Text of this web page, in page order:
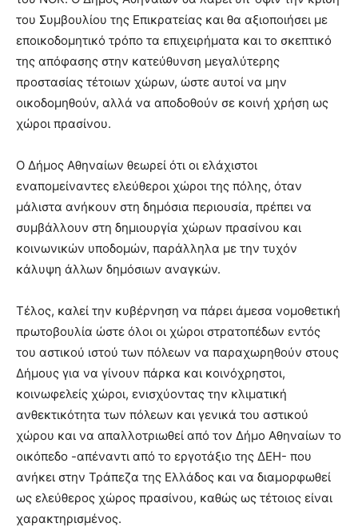
του Συμβουλίου της Επικρατείας και θα αξιοποιήσει με
εποικοδομητικό τρόπο τα επιχειρήματα και το σκεπτικό
της απόφασης στην κατεύθυνση μεγαλύτερης
προστασίας τέτοιων χώρων, ώστε αυτοί να μην
οικοδομηθούν, αλλά να αποδοθούν σε κοινή χρήση ως
χώροι πρασίνου.
Ο Δήμος Αθηναίων θεωρεί ότι οι ελάχιστοι
εναπομείναντες ελεύθεροι χώροι της πόλης, όταν
μάλιστα ανήκουν στη δημόσια περιουσία, πρέπει να
συμβάλλουν στη δημιουργία χώρων πρασίνου και
κοινωνικών υποδομών, παράλληλα με την τυχόν
κάλυψη άλλων δημόσιων αναγκών.
Τέλος, καλεί την κυβέρνηση να πάρει άμεσα νομοθετική
πρωτοβουλία ώστε όλοι οι χώροι στρατοπέδων εντός
του αστικού ιστού των πόλεων να παραχωρηθούν στους
Δήμους για να γίνουν πάρκα και κοινόχρηστοι,
κοινωφελείς χώροι, ενισχύοντας την κλιματική
ανθεκτικότητα των πόλεων και γενικά του αστικού
χώρου και να απαλλοτριωθεί από τον Δήμο Αθηναίων το
οικόπεδο -απέναντι από το εργοτάξιο της ΔΕΗ- που
ανήκει στην Τράπεζα της Ελλάδος και να διαμορφωθεί
ως ελεύθερος χώρος πρασίνου, καθώς ως τέτοιος είναι
χαρακτηρισμένος.